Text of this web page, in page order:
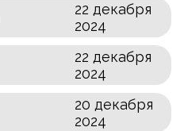
22 декабря
2024
22 декабря
2024
20 декабря
2024